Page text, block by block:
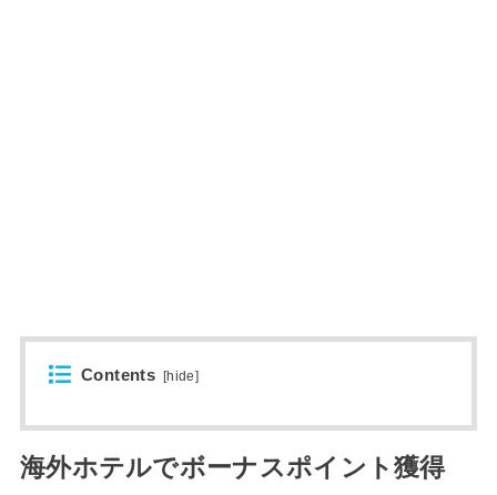
Contents [hide]
海外ホテルでボーナスポイント獲得